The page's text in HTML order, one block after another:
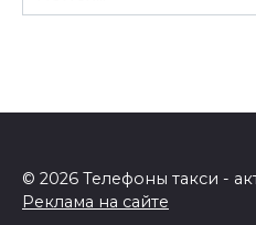
for:
© 2026 Телефоны такси -
Реклама на сайте